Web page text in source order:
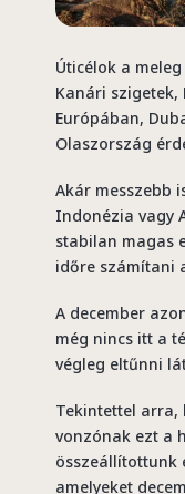
Úticélok a
Kanári
Európában,
Olaszország
Akár messzebb
Indonézia vagy
stabilan magas
időre számítani
A december
még nincs itt a
végleg eltűnni
Tekintettel arra,
vonzónak ezt a
összeállítottunk
amelyeket